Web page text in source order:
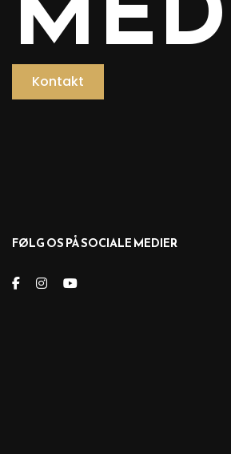
Kontakt
FØLG OS PÅ SOCIALE MEDIER